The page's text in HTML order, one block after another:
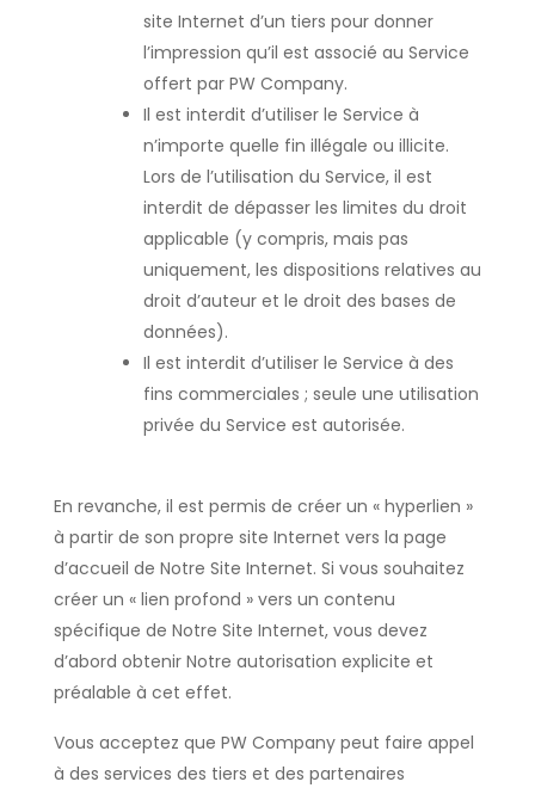
site Internet d’un tiers pour donner
l’impression qu’il est associé au Service
offert par PW Company.
Il est interdit d’utiliser le Service à
n’importe quelle fin illégale ou illicite.
Lors de l’utilisation du Service, il est
interdit de dépasser les limites du droit
applicable (y compris, mais pas
uniquement, les dispositions relatives au
droit d’auteur et le droit des bases de
données).
Il est interdit d’utiliser le Service à des
fins commerciales ; seule une utilisation
privée du Service est autorisée.
En revanche, il est permis de créer un « hyperlien »
à partir de son propre site Internet vers la page
d’accueil de Notre Site Internet. Si vous souhaitez
créer un « lien profond » vers un contenu
spécifique de Notre Site Internet, vous devez
d’abord obtenir Notre autorisation explicite et
préalable à cet effet.
Vous acceptez que PW Company peut faire appel
à des services des tiers et des partenaires